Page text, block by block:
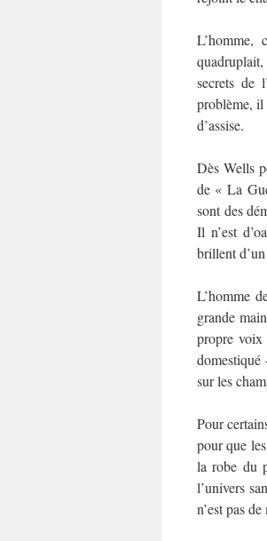
L’homme,
secrets de
problème, il
d’assise.
Dès Wells
de « La
sont des
Il n’est
brillent
L’homme
grande
propre
domestiqué
sur les
Pour
pour que
la robe du
l’univers
n’est pas